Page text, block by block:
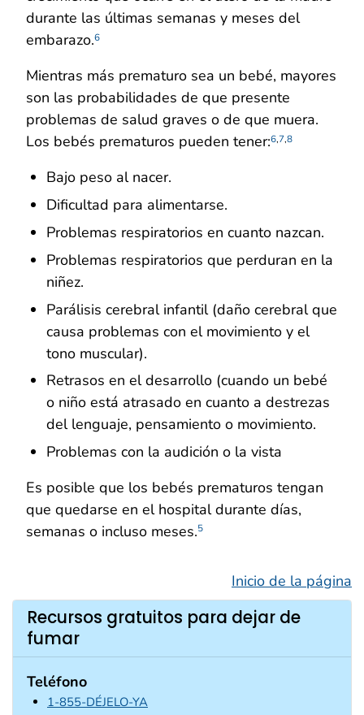
durante las últimas semanas y meses del
embarazo.6
Mientras más prematuro sea un bebé, mayores
son las probabilidades de que presente
problemas de salud graves o de que muera.
Los bebés prematuros pueden tener:6,7,8
Bajo peso al nacer.
Dificultad para alimentarse.
Problemas respiratorios en cuanto nazcan.
Problemas respiratorios que perduran en la
niñez.
Parálisis cerebral infantil (daño cerebral que
causa problemas con el movimiento y el
tono muscular).
Retrasos en el desarrollo (cuando un bebé
o niño está atrasado en cuanto a destrezas
del lenguaje, pensamiento o movimiento.
Problemas con la audición o la vista
Es posible que los bebés prematuros tengan
que quedarse en el hospital durante días,
semanas o incluso meses.5
Inicio de la página
Recursos gratuitos para dejar de
fumar
Teléfono
1-855-DÉJELO-YA